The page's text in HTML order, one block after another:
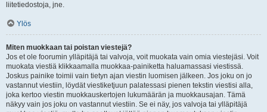
liitetiedostoja, jne.
Ylös
Miten muokkaan tai poistan viestejä?
Jos et ole foorumin ylläpitäjä tai valvoja, voit muokata vain omia viestejäsi. Voit
muokata viestiä klikkaamalla muokkaa-painiketta haluamassasi viestissä.
Joskus painike toimii vain tietyn ajan viestin luomisen jälkeen. Jos joku on jo
vastannut viestiin, löydät viestiketjuun palatessasi pienen tekstin viestisi alla,
joka kertoo viestin muokkauskertojen lukumäärän ja muokkausajan. Tämä
näkyy vain jos joku on vastannut viestiin. Se ei näy, jos valvoja tai ylläpitäjä